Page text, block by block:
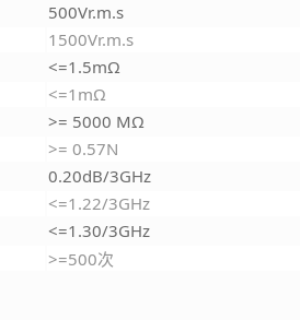
500Vr.m.s
1500Vr.m.s
<=1.5mΩ
<=1mΩ
>= 5000 MΩ
>= 0.57N
0.20dB/3GHz
<=1.22/3GHz
<=1.30/3GHz
>=500次